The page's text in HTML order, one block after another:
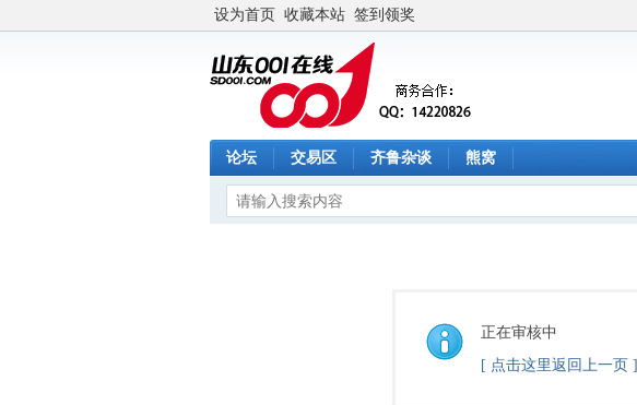
设为首页 收藏本站 签到领奖
论坛 交易区 齐鲁杂谈 熊窝
正在审核中
[ 点击这里返回上一页 ]